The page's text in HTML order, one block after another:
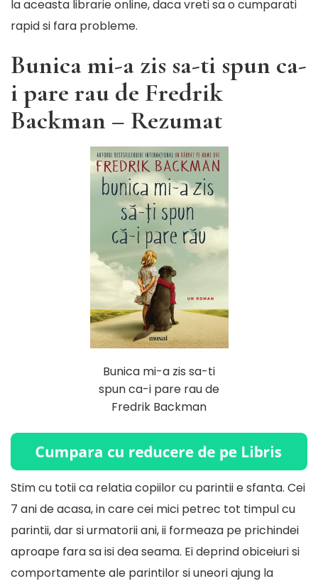
la aceasta librarie online, daca vreti sa o cumparati
rapid si fara probleme.
Bunica mi-a zis sa-ti spun ca-
i pare rau de Fredrik
Backman – Rezumat
Bunica mi-a zis sa-ti
spun ca-i pare rau de
Fredrik Backman
Stim cu totii ca relatia copiilor cu parintii e sfanta. Cei
7 ani de acasa, in care cei mici petrec tot timpul cu
parintii, dar si urmatorii ani, ii formeaza pe prichindei
aproape fara sa isi dea seama. Ei deprind obiceiuri si
comportamente ale parintilor si uneori ajung la